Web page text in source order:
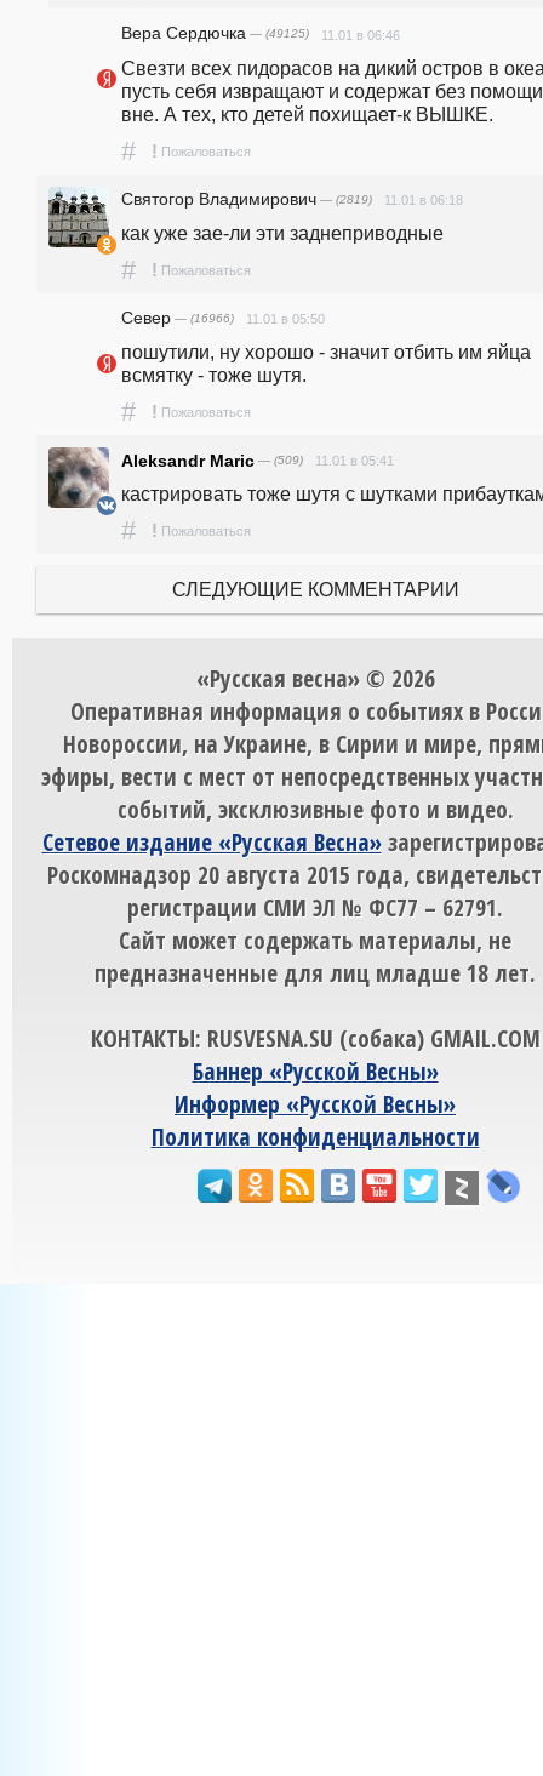
Вера Сердючка — (49125) 11.01 в 06:46
Свезти всех пидорасов на дикий остров в
пусть себя извращают и содержат без
вне. А тех, кто детей похищает-к ВЫШКЕ.
# ! Пожаловаться
Святогор Владимирович — (2819) 11.01 в 06:18
как уже зае-ли эти заднеприводные
# ! Пожаловаться
Север — (16966) 11.01 в 05:50
пошутили, ну хорошо - значит отбить им яйца
всмятку - тоже шутя.
# ! Пожаловаться
Aleksandr Maric — (509) 11.01 в 05:41
кастрировать тоже шутя с шутками
# ! Пожаловаться
СЛЕДУЮЩИЕ КОММЕНТАРИИ
«Русская весна» © 2026
Оперативная информация о событиях в
Новороссии, на Украине, в Сирии и мире,
эфиры, вести с мест от непосредственных
событий, эксклюзивные фото и видео.
Сетевое издание «Русская Весна»
Роскомнадзор 20 августа 2015 года,
регистрации СМИ ЭЛ № ФС77 – 62791.
Сайт может содержать материалы, не
предназначенные для лиц младше 18 лет.
КОНТАКТЫ: RUSVESNA.SU (собака) GMAIL.COM
Баннер «Русской Весны»
Информер «Русской Весны»
Политика конфиденциальности